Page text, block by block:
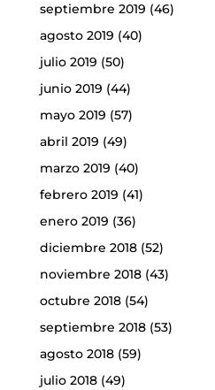
septiembre 2019 (46)
agosto 2019 (40)
julio 2019 (50)
junio 2019 (44)
mayo 2019 (57)
abril 2019 (49)
marzo 2019 (40)
febrero 2019 (41)
enero 2019 (36)
diciembre 2018(52)
noviembre 2018(43)
octubre 2018(54)
septiembre 2018(53)
agosto 2018(59)
julio 2018(49)